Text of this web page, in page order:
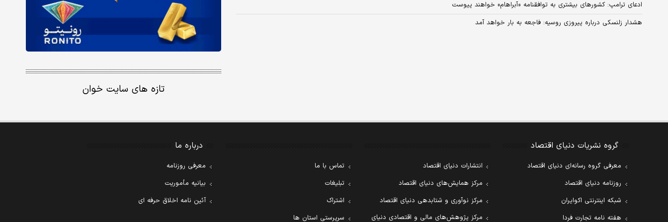
ادعای ترامپ: کشورهای بیشتری به توافقنامه «آبراهام» خواهند پیوست
هشدار زلنسکی درباره پیروزی روسیه: فاجعه به بار خواهد آمد
تازه های سایت خوان
گروه نشریات دنیای اقتصاد
معرفی گروه رسانه‌ای دنیای اقتصاد
روزنامه دنیای اقتصاد
شبکه اینترنتی اکوایران
هفته نامه تجارت فردا
انتشارات دنیای اقتصاد
مرکز همایش‌های دنیای اقتصاد
مرکز نوآوری و شتابدهی دنیای اقتصاد
مرکز پژوهش‌های مالی و اقتصادی دنیای
تماس با ما
تبلیغات
اشتراک
سرپرستی استان ها
درباره ما
معرفی روزنامه
بیانیه مأموریت
آئین نامه اخلاق حرفه ای